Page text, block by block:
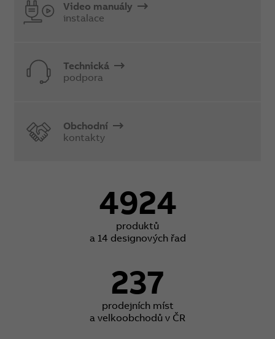
Video manuály
instalace
Technická
podpora
Obchodní
kontakty
4924
produktů
a 14 designových řad
237
prodejních míst
a velkoobchodů v ČR